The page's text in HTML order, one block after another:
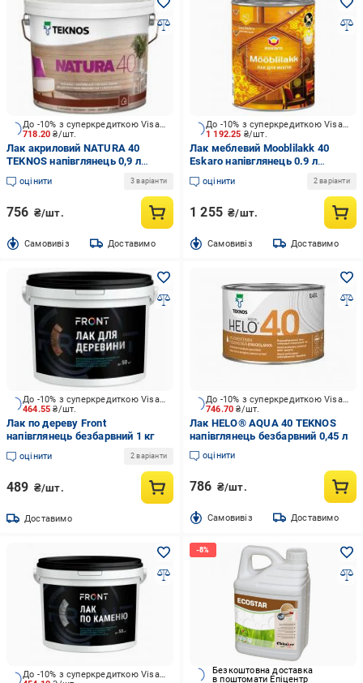
718.20₴/шт.
До -10% з суперкредиткою Visa Вигода
Лак акриловий NATURA 40
TEKNOS напівглянець 0,9 л
безбарвний
оцінити 3 варіанти
756 ₴/шт.
Cамовивіз Доставимо
1 192.25 ₴/шт.
До -10% з суперкредиткою Visa Вигода
Лак меблевий Mooblilakk 40
Eskaro напівглянець 0.9 л
безбарвний
оцінити 2 варіанти
1 255 ₴/шт.
Cамовивіз Доставимо
464.55₴/шт.
До -10% з суперкредиткою Visa Вигода
Лак по дереву Front
напівглянець безбарвний 1 кг
оцінити 2 варіанти
489 ₴/шт.
Доставимо
746.70₴/шт.
До -10% з суперкредиткою Visa Вигода
Лак HELO® AQUA 40 TEKNOS
напівглянець безбарвний 0,45 л
оцінити
786 ₴/шт.
Cамовивіз Доставимо
До -10% з суперкредиткою Visa Вигода
Безкоштовна доставка
в поштомати Епіцентр